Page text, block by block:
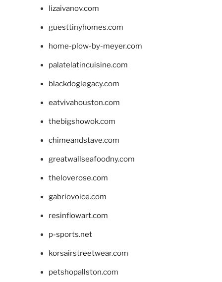
lizaivanov.com
guesttinyhomes.com
home-plow-by-meyer.com
palatelatincuisine.com
blackdoglegacy.com
eatvivahouston.com
thebigshowok.com
chimeandstave.com
greatwallseafoodny.com
theloverose.com
gabriovoice.com
resinflowart.com
p-sports.net
korsairstreetwear.com
petshopallston.com